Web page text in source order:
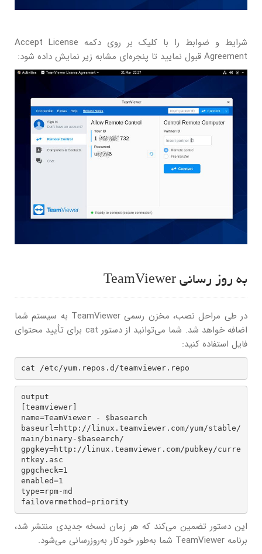
شرایط و ضوابط را با کلیک بر روی دکمه Accept License
Agreement قبول نمایید تا پنجره‌ای مشابه زیر نمایش داده شود:
به روز رسانی TeamViewer
در طی مراحل نصب، مخزن رسمی TeamViewer به سیستم شما
اضافه خواهد شد. شما می‌توانید از دستور cat برای تأیید محتوای
فایل استفاده کنید:
cat /etc/yum.repos.d/teamviewer.repo
output
[teamviewer]
name=TeamViewer - $basearch
baseurl=http://linux.teamviewer.com/yum/stable/
main/binary-$basearch/
gpgkey=http://linux.teamviewer.com/pubkey/curre
ntkey.asc
gpgcheck=1
enabled=1
type=rpm-md
failovermethod=priority
این دستور تضمین می‌کند که هر زمان نسخه جدیدی منتشر شد،
برنامه TeamViewer شما به‌طور خودکار به‌روزرسانی می‌شود.